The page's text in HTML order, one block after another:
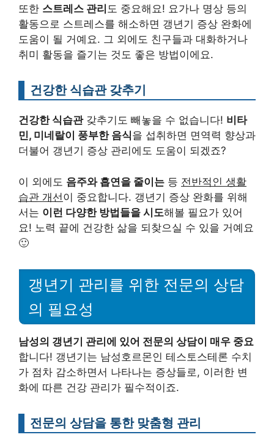
또한 스트레스 관리 도 중요해요! 요가나 명상 등의
활동으로 스트레스를 해소하면 갱년기 증상 완화에
도움이 될 거예요. 그 외에도 친구들과 대화하거나
취미 활동을 즐기는 것도 좋은 방법이에요.
건강한 식습관 갖추기
건강한 식습관갖추기도 빼놓을 수 없습니다! 비타
민, 미네랄이 풍부한 음식을 섭취하면 면역력 향상과
더불어 갱년기 증상 관리에도 도움이 되겠죠?
이 외에도 음주와 흡연을 줄이는 등 전반적인 생활
습관 개선이 중요합니다. 갱년기 증상 완화를 위해
서는 이런 다양한 방법들을 시도해볼 필요가 있어
요! 노력 끝에 건강한 삶을 되찾으실 수 있을 거예요
🙂
갱년기 관리를 위한 전문의 상담
의 필요성
남성의 갱년기 관리에 있어 전문의 상담이 매우 중요
합니다! 갱년기는 남성호르몬인 테스토스테론 수치
가 점차 감소하면서 나타나는 증상들로, 이러한 변
화에 따른 건강 관리가 필수적이죠.
전문의 상담을 통한 맞춤형 관리